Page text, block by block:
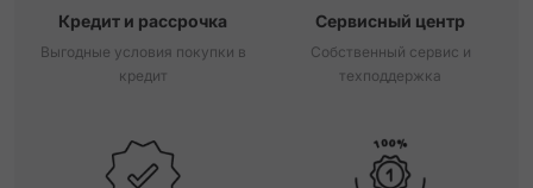
Кредит и рассрочка
Выгодные условия покупки в
кредит
Сервисный центр
Собственный сервис и
техподдержка